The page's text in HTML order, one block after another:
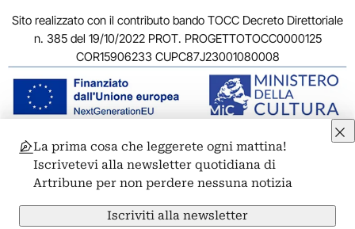
Sito realizzato con il contributo bando TOCC Decreto Direttoriale
n. 385 del 19/10/2022 PROT. PROGETTOTOCC0000125
COR15906233 CUPC87J23001080008
© 2011-2026 ARTRIBUNE srl – Corso Vittorio Emanuele II, 287 –
00186 Roma - P.I. 11381581005
Privacy: Responsabile della protezione dei dati personali
ARTRIBUNE srl – Corso Vittorio Emanuele II, 287 – 00186 Roma
Termini e condizioniPrivacy PolicyCookie PolicyCredits
La prima cosa che leggerete ogni mattina!
Iscrivetevi alla newsletter quotidiana di
Artribune per non perdere nessuna notizia
Iscriviti alla newsletter